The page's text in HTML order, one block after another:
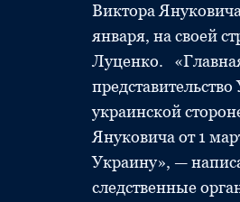
Виктора
января, на своей
Луценко.
украинской
Януковича от 1
Украину», —
следственные